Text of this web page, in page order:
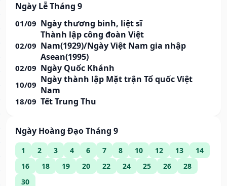
Ngày Lễ Tháng 9
01/09 Ngày thương binh, liệt sĩ
02/09
Thành lập công đoàn Việt
Nam(1929)/Ngày Việt Nam gia nhập
Asean(1995)
02/09 Ngày Quốc Khánh
10/09 Ngày thành lập Mặt trận Tổ quốc Việt
Nam
18/09 Tết Trung Thu
Ngày Hoàng Đạo Tháng 9
1 2 3 4 6 7 8 10 12 13
14
16
18 19 20 22 24 25 26
28
30